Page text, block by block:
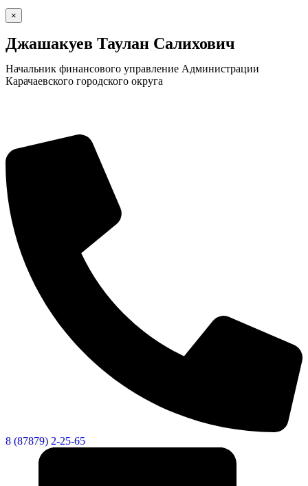
×
Джашакуев Таулан Салихович
Начальник финансового управление Администрации
Карачаевского городского округа
8 (87879) 2-25-65